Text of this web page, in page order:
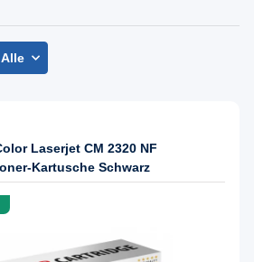
Alle
Laserjet CM 2320 NF
Kartusche Schwarz